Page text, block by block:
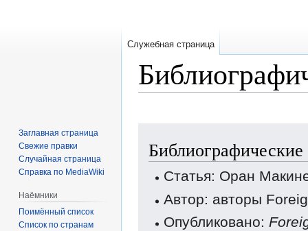
навигации
поиску
Статья: Оран
Автор: авторы
Опубликовано:
Служебная страница
Заглавная страница
Свежие правки
Случайная страница
Справка по MediaWiki
Наёмники
Поимённый список
Список по странам